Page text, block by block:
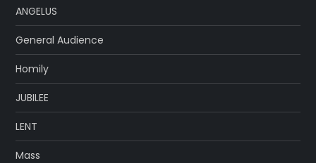
ANGELUS
General Audience
Homily
JUBILEE
LENT
Mass